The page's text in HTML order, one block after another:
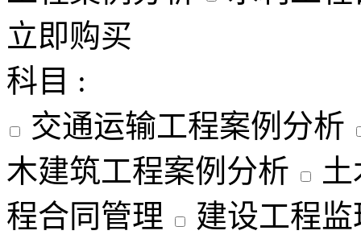
立即购买
科目 :
交通运输工程案例分析
木建筑工程案例分析
程合同管理
建设工程